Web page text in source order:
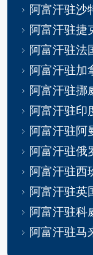
阿富汗驻沙
阿富汗驻捷
阿富汗驻法
阿富汗驻加
阿富汗驻挪
阿富汗驻印
阿富汗驻阿
阿富汗驻俄
阿富汗驻西
阿富汗驻英
阿富汗驻科
阿富汗驻马